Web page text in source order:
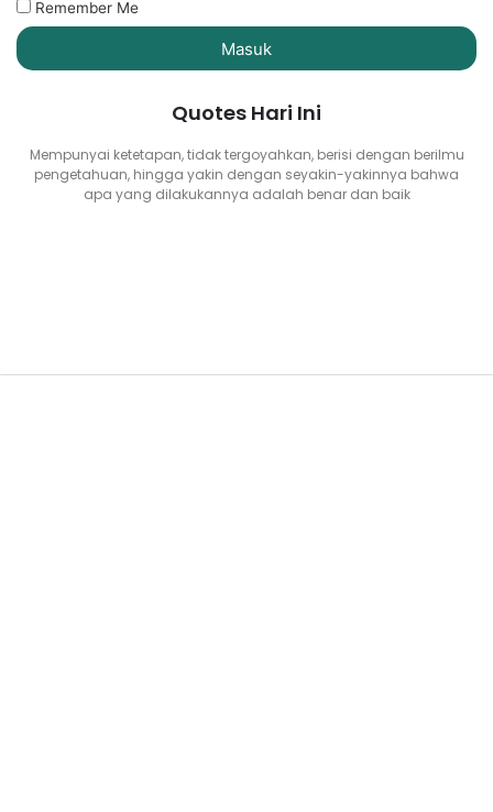
Remember Me
Masuk
Quotes Hari Ini
Mempunyai ketetapan, tidak tergoyahkan, berisi dengan berilmu
pengetahuan, hingga yakin dengan seyakin-yakinnya bahwa
apa yang dilakukannya adalah benar dan baik